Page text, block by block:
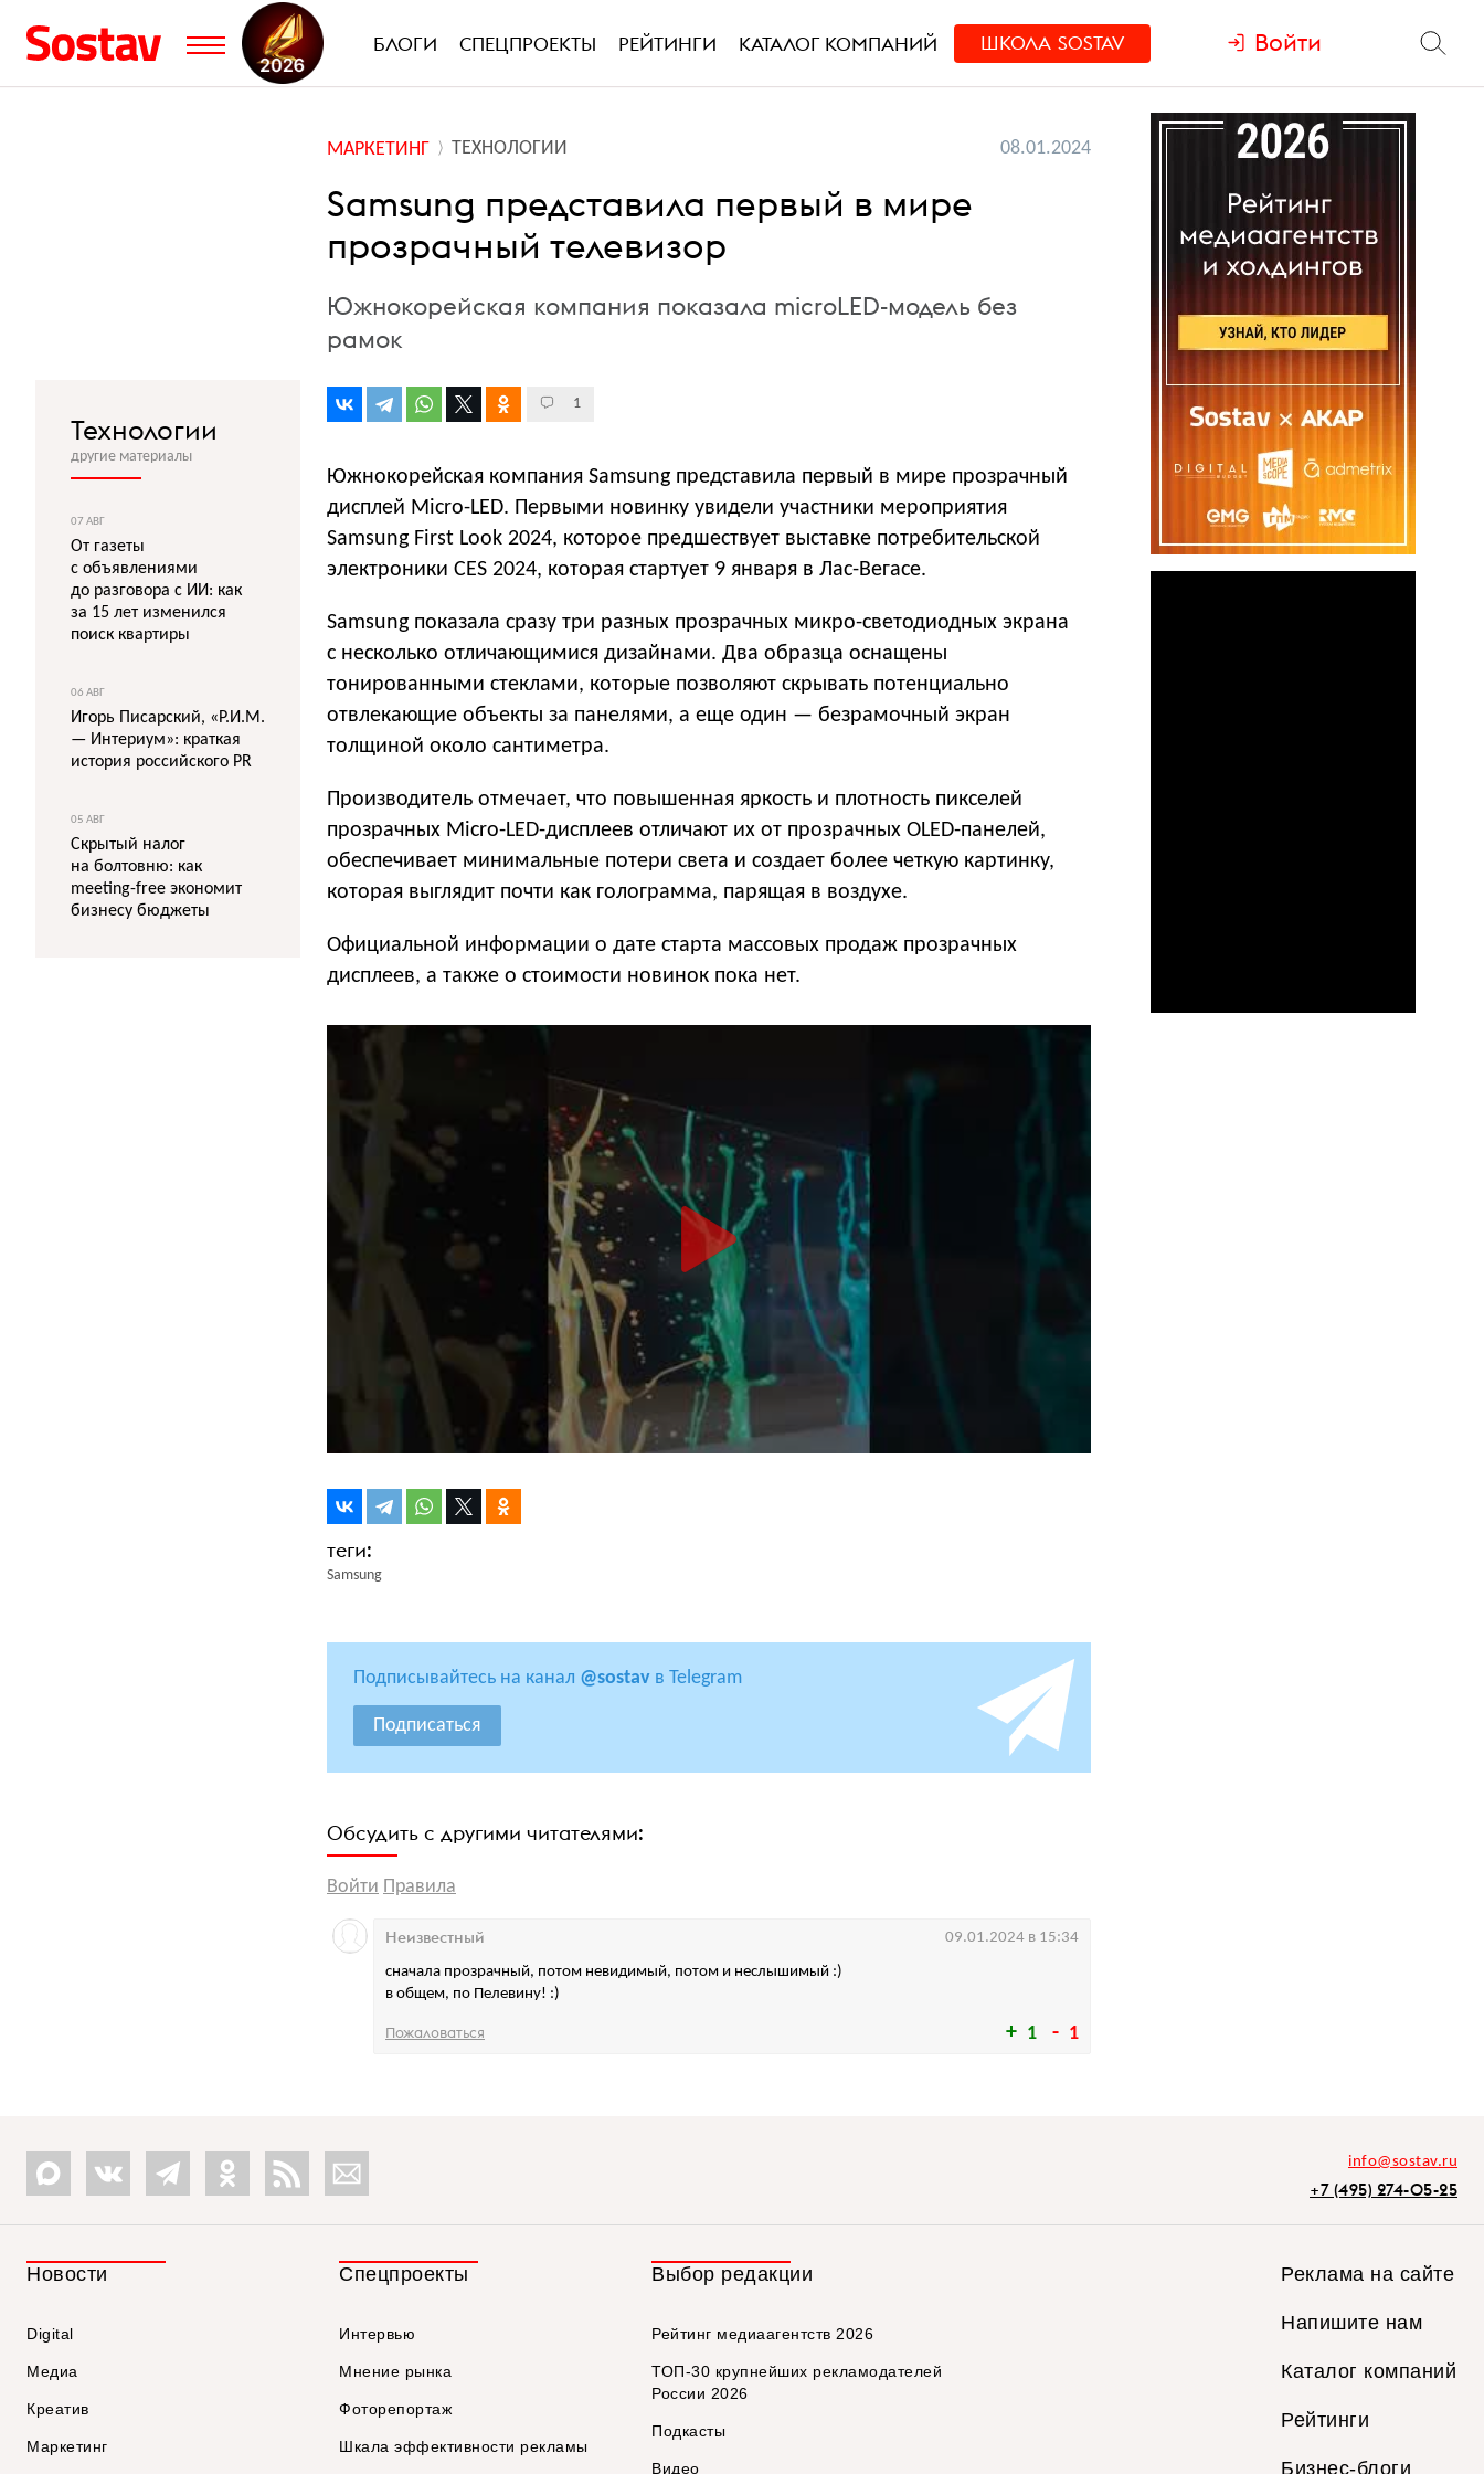
БЛОГИ СПЕЦПРОЕКТЫ РЕЙТИНГИ КАТАЛОГ КОМПАНИЙ ШКОЛА SOSTAV Войти
МАРКЕТИНГ ТЕХНОЛОГИИ 08.01.2024
Samsung представила первый в мире
прозрачный телевизор
Южнокорейская компания показала microLED-модель без
рамок
1
Южнокорейская компания Samsung представила первый в мире прозрачный
дисплей Micro-LED. Первыми новинку увидели участники мероприятия
Samsung First Look 2024, которое предшествует выставке потребительской
электроники CES 2024, которая стартует 9 января в Лас-Вегасе.
Samsung показала сразу три разных прозрачных микро-светодиодных экрана
с несколько отличающимися дизайнами. Два образца оснащены
тонированными стеклами, которые позволяют скрывать потенциально
отвлекающие объекты за панелями, а еще один — безрамочный экран
толщиной около сантиметра.
Производитель отмечает, что повышенная яркость и плотность пикселей
прозрачных Micro-LED-дисплеев отличают их от прозрачных OLED-панелей,
обеспечивает минимальные потери света и создает более четкую картинку,
которая выглядит почти как голограмма, парящая в воздухе.
Официальной информации о дате старта массовых продаж прозрачных
дисплеев, а также о стоимости новинок пока нет.
Samsung
Подписывайтесь на канал @sostav в Telegram
Подписаться
Обсудить с другими читателями:
Войти Правила
1 1
сначала прозрачный, потом невидимый, потом и неслышимый :)
в общем, по Пелевину! :)
Неизвестный 09.01.2024 в 15:34
Пожаловаться
Технологии
другие материалы
07 АВГ
От газеты
с объявлениями
до разговора с ИИ: как
за 15 лет изменился
поиск квартиры
06 АВГ
Игорь Писарский, «Р.И.М.
— Интериум»: краткая
история российского PR
05 АВГ
Скрытый налог
на болтовню: как
meeting-free экономит
бизнесу бюджеты
info@sostav.ru
+7 (495) 274-05-25
Новости
Digital
Медиа
Креатив
Маркетинг
Спецпроекты
Интервью
Мнение рынка
Фоторепортаж
Шкала эффективности рекламы
Выбор редакции
Рейтинг медиаагентств 2026
ТОП-30 крупнейших рекламодателей
России 2026
Подкасты
Видео
Реклама на сайте
Напишите нам
Каталог компаний
Рейтинги
Бизнес-блоги